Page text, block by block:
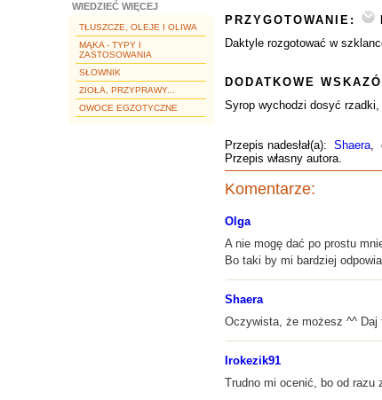
WIEDZIEĆ WIĘCEJ
TŁUSZCZE, OLEJE I OLIWA
MĄKA - TYPY I
ZASTOSOWANIA
SŁOWNIK
ZIOŁA, PRZYPRAWY...
OWOCE EGZOTYCZNE
PRZYGOTOWANIE:
Daktyle rozgotować w
DODATKOWE
Syrop wychodzi dosyć rzadki,
Przepis nadesłał(a): Shaera,
Przepis własny autora.
Komentarze:
Olga
A nie mogę dać po prostu
Bo taki by mi bardziej
Shaera
Oczywista, że możesz ^^ Daj
Irokezik91
Trudno mi ocenić, bo od razu